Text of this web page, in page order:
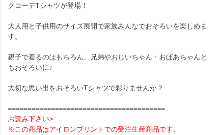
クコーデTシャツが登場！
大人用と子供用のサイズ展開で家族みんなでおそろいを楽しめま
す。
親子で着るのはもちろん、兄弟やおじいちゃん・おばあちゃんと
もおそろいに♪
大切な思い出をおそろいTシャツで彩りませんか？
========================================
お読み下さい>
※この商品はアイロンプリントでの受注生産商品です。